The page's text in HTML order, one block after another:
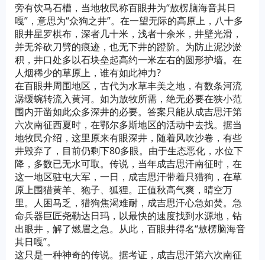
旁有饮马石槽，当地牧民称百眼井为“敖楞脑海音其日
嘎”，意思为“众狗之井”。在一望无际的高原上，八十多
眼井星罗棋布，深者几十米，浅者十余米，井壁光滑，
并无斧砍刀劈的痕迹，也无下井的蹬阶。为防止泥沙淤
积，井口处多以石块垒起高约一米左右的圆形护墙。在
人烟稀少的草原上，谁有如此神力?
在百眼井周围地区，古代为水草丰美之地，有数条河流
潺缓蜿转流入黄河。如为放牧所需，绝无必要在狭小范
围内开凿如此众多深井的必要。答案只能从成吉思汗第
六次南征西夏时，在鄂尔多斯地区的活动中去找。据当
地牧民介绍，这里原来有眼深井，随着风吹沙卷，有些
井毁弃了，目前仍剩下80多眼。由于生态恶化，水位下
降，多数已无水可取。传说，当年成吉思汗南征时，在
这一地区驻屯大军，一日，成吉思汗带着只猎狗，在草
原上围猎黄羊、狍子、狐狸。正值秋高气爽，晴空万
里。人困马乏，猎狗焦渴难耐，成吉思汗心急如焚。急
命兵器巨匠尧勒达日玛，以最快的速度找到水源地，钻
出眼井，解了燃眉之急。从此，百眼井得名“敖楞脑海音
其日嘎”。
这只是一种神奇的传说。据考证，成吉思汗第六次南征